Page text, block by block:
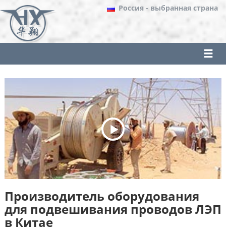
Россия - выбранная страна
Производитель оборудования
для подвешивания проводов ЛЭП
в Китае